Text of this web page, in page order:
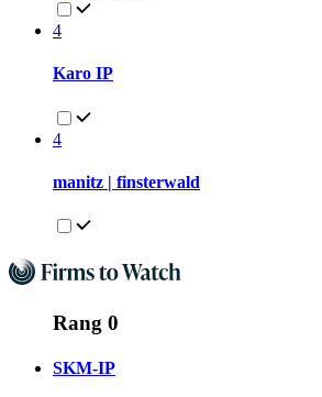
4
Karo IP
4
manitz | finsterwald
Rang 0
SKM-IP